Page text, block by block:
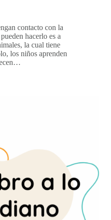
contacto con la
hacerlo es a
la cual tiene
los niños aprenden